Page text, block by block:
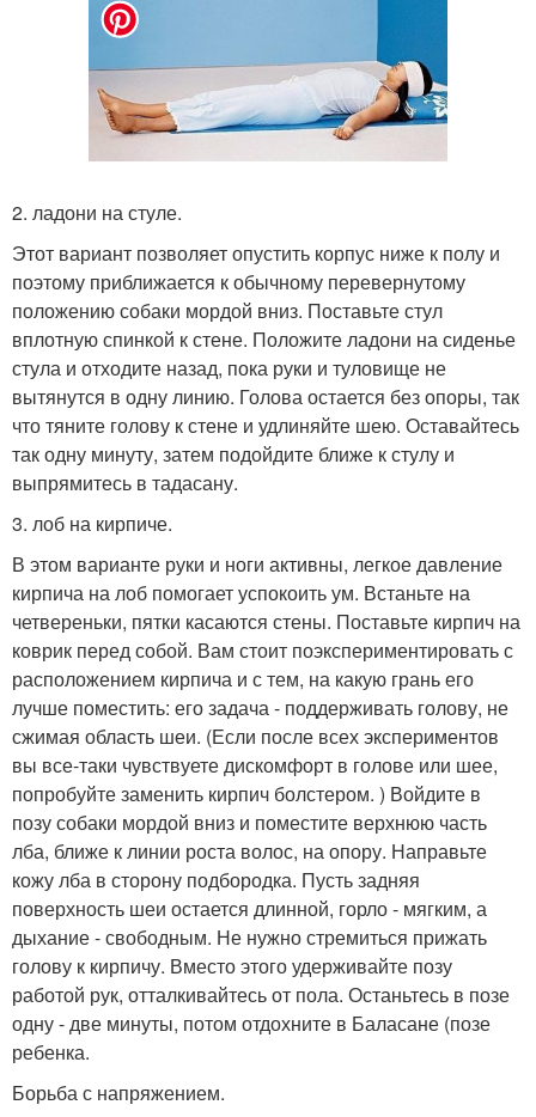
2. ладони на стуле.
Этот вариант позволяет опустить корпус ниже к полу и
поэтому приближается к обычному перевернутому
положению собаки мордой вниз. Поставьте стул
вплотную спинкой к стене. Положите ладони на сиденье
стула и отходите назад, пока руки и туловище не
вытянутся в одну линию. Голова остается без опоры, так
что тяните голову к стене и удлиняйте шею. Оставайтесь
так одну минуту, затем подойдите ближе к стулу и
выпрямитесь в тадасану.
3. лоб на кирпиче.
В этом варианте руки и ноги активны, легкое давление
кирпича на лоб помогает успокоить ум. Встаньте на
четвереньки, пятки касаются стены. Поставьте кирпич на
коврик перед собой. Вам стоит поэкспериментировать с
расположением кирпича и с тем, на какую грань его
лучше поместить: его задача - поддерживать голову, не
сжимая область шеи. (Если после всех экспериментов
вы все-таки чувствуете дискомфорт в голове или шее,
попробуйте заменить кирпич болстером. ) Войдите в
позу собаки мордой вниз и поместите верхнюю часть
лба, ближе к линии роста волос, на опору. Направьте
кожу лба в сторону подбородка. Пусть задняя
поверхность шеи остается длинной, горло - мягким, а
дыхание - свободным. Не нужно стремиться прижать
голову к кирпичу. Вместо этого удерживайте позу
работой рук, отталкивайтесь от пола. Останьтесь в позе
одну - две минуты, потом отдохните в Баласане (позе
ребенка.
Борьба с напряжением.